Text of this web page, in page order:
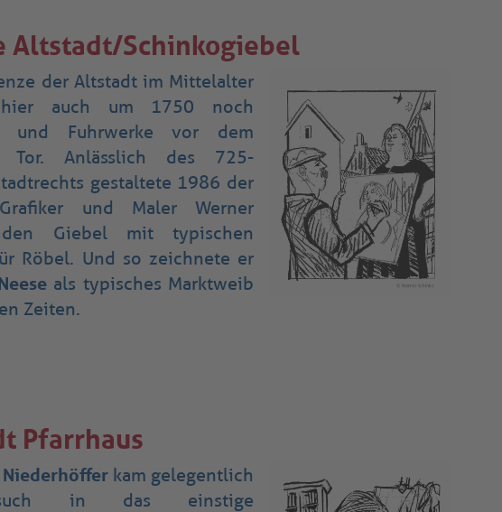
Altstadt/Schinkogiebel
der Altstadt im Mittelalter
hier auch um 1750 noch
und Fuhrwerke vor dem
Tor. Anlässlich des 725-
gestaltete 1986 der
und Maler Werner
Giebel mit typischen
Röbel. Und so zeichnete er
als typisches Marktweib
Zeiten.
Pfarrhaus
kam gelegentlich
in das einstige